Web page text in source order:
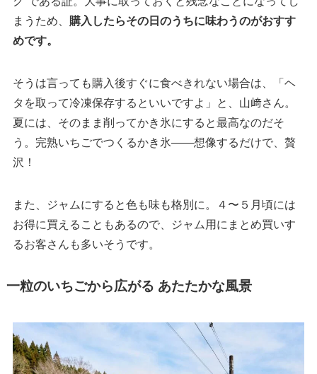
まうため、 購入したらその日のうちに味わうのがおすす
めです。
そうは言っても購入後すぐに食べきれない場合は、「ヘ
タを取って冷凍保存するといいですよ」と、山﨑さん。
夏には、そのまま削ってかき氷にすると最高なのだそ
う。完熟いちごでつくるかき氷——想像するだけで、贅
沢！
また、ジャムにすると色も味も格別に。４〜５月頃には
お得に買えることもあるので、ジャム用にまとめ買いす
るお客さんも多いそうです。
一粒のいちごから広がる あたたかな風景